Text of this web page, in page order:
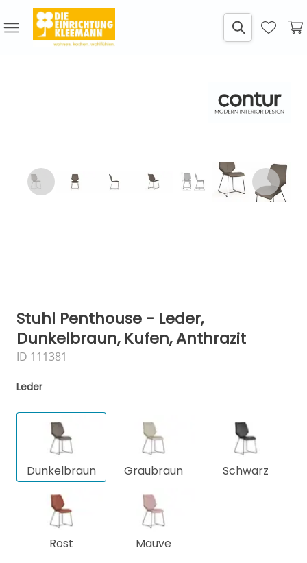
Stuhl Penthouse - Leder,
Dunkelbraun, Kufen, Anthrazit
ID 111381
Leder
Dunkelbraun Graubraun Schwarz
Rost Mauve